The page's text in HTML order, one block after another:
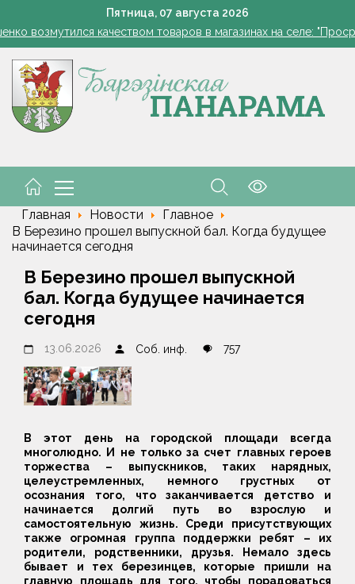
Пятница, 07 августа 2026
маршруты, ассортимент. Лукашенко обозначил слабые
возмутился качеством товаров в магазинах на селе:
и средний бизнес приглашают к сотрудничеству с
Лукашенко: я борюсь не за колхозы или совхозы - я борюсь
маршруты, ассортимент. Лукашенко обозначил слабые
Главная Новости
Главное
В Березино прошел выпускной бал. Когда будущее
начинается сегодня
В Березино прошел выпускной
бал. Когда будущее начинается
сегодня
13.06.2026 Соб. инф. 757
В этот день на городской площади всегда
многолюдно. И не только за счет главных героев
торжества – выпускников, таких нарядных,
целеустремленных, немного грустных от
осознания того, что заканчивается детство и
начинается долгий путь во взрослую и
самостоятельную жизнь. Среди присутствующих
также огромная группа поддержки ребят – их
родители, родственники, друзья. Немало здесь
бывает и тех березинцев, которые пришли на
главную площадь для того, чтобы порадоваться